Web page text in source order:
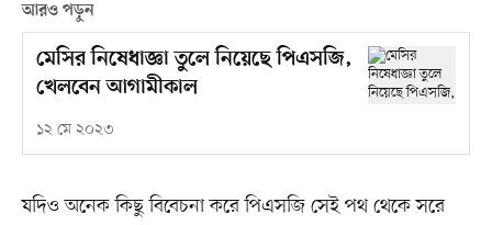
আরও পড়ুন
মেসির নিষেধাজ্ঞা তুলে নিয়েছে পিএসজি,
খেলবেন আগামীকাল
১২ মে ২০২৩
যদিও অনেক কিছু বিবেচনা করে পিএসজি সেই পথ থেকে সরে